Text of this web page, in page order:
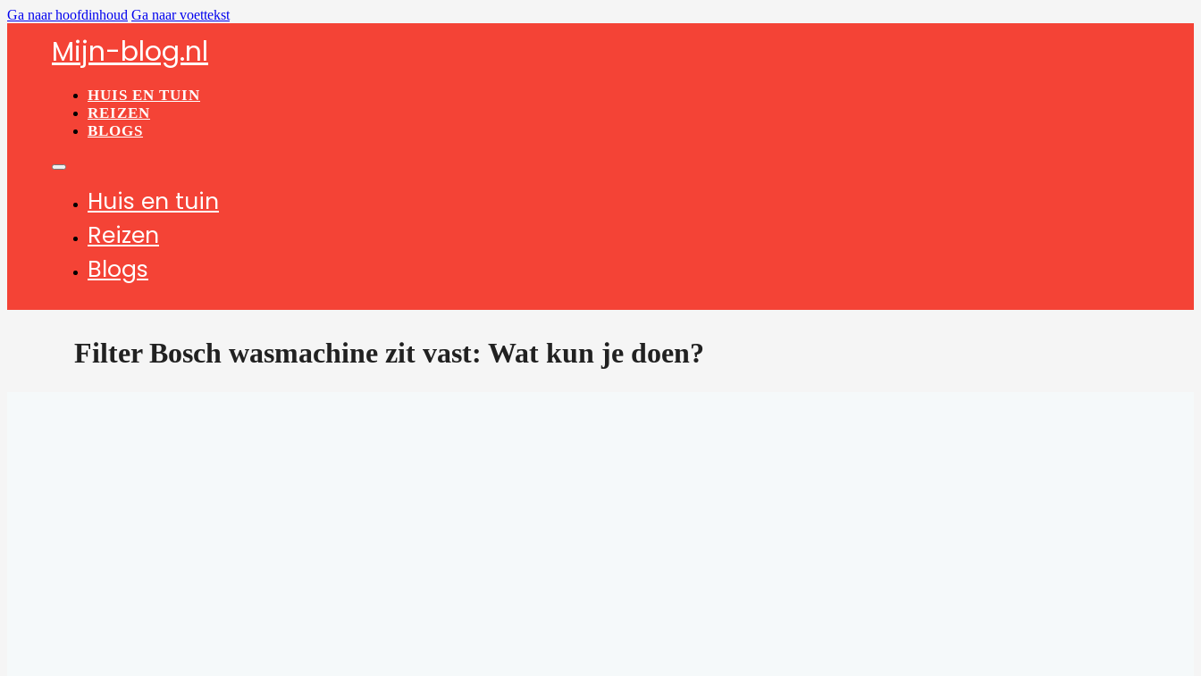
Ga naar hoofdinhoud Ga naar voettekst
Mijn-blog.nl
HUIS EN TUIN
REIZEN
BLOGS
Huis en tuin
Reizen
Blogs
Filter Bosch wasmachine zit vast: Wat kun je doen?